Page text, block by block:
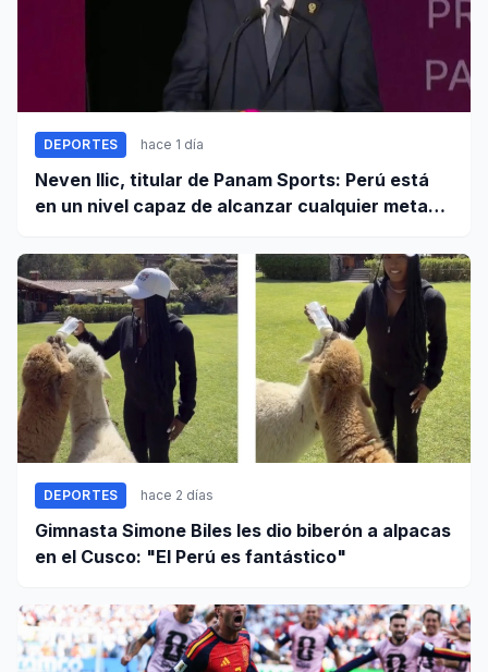
DEPORTES hace 1 día
Neven Ilic, titular de Panam Sports: Perú está
en un nivel capaz de alcanzar cualquier meta
DEPORTES hace 2 días
Gimnasta Simone Biles les dio biberón a alpacas
en el Cusco: "El Perú es fantástico"